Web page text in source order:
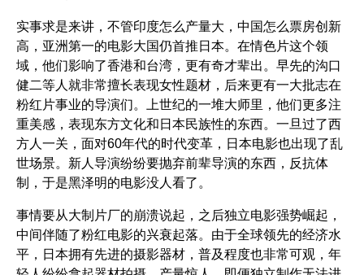
实事求是来讲，不管印度怎么产量大，中国怎么票房创新
高，亚洲第一的电影大国仍首推日本。在情色片这个领
域，他们影响了香港和台湾，更有奇才辈出。早先的沟口
健二等人就非常擅长表现女性题材，后来更有一大批志在
粉红片事业的导演们。上世纪的一堆大师里，他们更多注
重美感，表现东方文化和日本民族性的东西。一旦过了西
方人一关，面对60年代的时代变革，日本电影也出现了乱
世场景。新人导演纷纷要抛弃前辈导演的东西，反抗体
制，于是黑泽明的电影没人看了。
事情要从大制片厂的崩溃说起，之后独立电影强势崛起，
中间伴随了粉红电影的兴衰起落。由于全球领先的经济水
平，日本拥有先进的摄影器材，普及程度也非常可观，年